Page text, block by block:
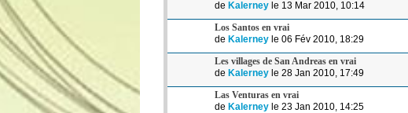
de Kalerney le 13 Mar 2010, 10:14
Los Santos en vrai
de Kalerney le 06 Fév 2010, 18:29
Les villages de San Andreas en vrai
de Kalerney le 28 Jan 2010, 17:49
Las Venturas en vrai
de Kalerney le 23 Jan 2010, 14:25